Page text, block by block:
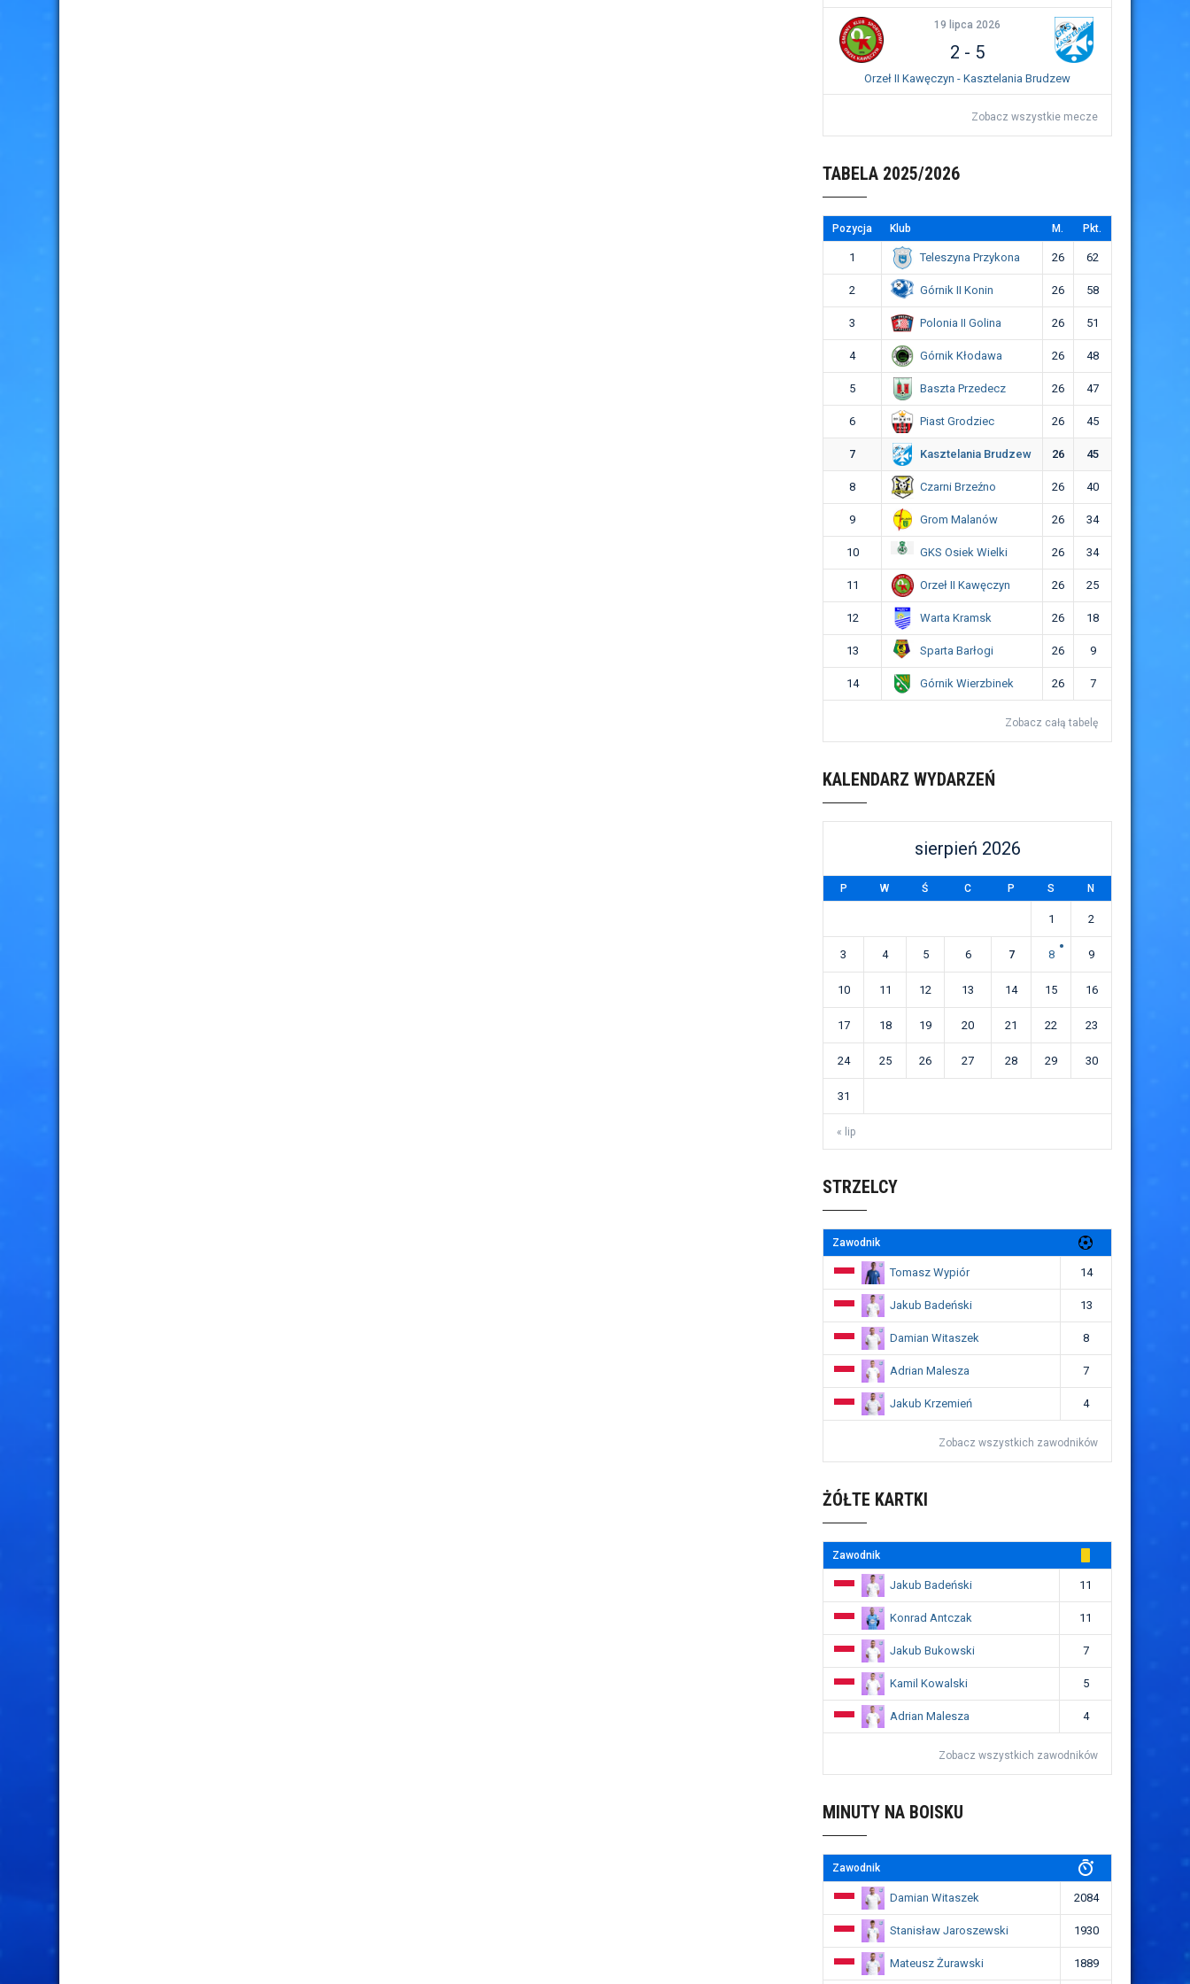
19 lipca 2026
2 - 5
Orzeł II Kawęczyn - Kasztelania Brudzew
Zobacz wszystkie mecze
TABELA 2025/2026
Pozycja Klub M. Pkt.
1 Teleszyna Przykona 26 62
2 Górnik II Konin 26 58
3 Polonia II Golina 26 51
4 Górnik Kłodawa 26 48
5 Baszta Przedecz 26 47
6 Piast Grodziec 26 45
7 Kasztelania Brudzew 26 45
8 Czarni Brzeźno 26 40
9 Grom Malanów 26 34
10 GKS Osiek Wielki 26 34
11 Orzeł II Kawęczyn 26 25
12 Warta Kramsk 26 18
13 Sparta Barłogi 26 9
14 Górnik Wierzbinek 26 7
Zobacz całą tabelę
KALENDARZ WYDARZEŃ
sierpień 2026
P W Ś C P S N
« lip
1 2
3 4 5 6 7 8 9
10 11 12 13 14 15 16
17 18 19 20 21 22 23
24 25 26 27 28 29 30
31
STRZELCY
Zawodnik
Tomasz Wypiór 14
Jakub Badeński 13
Damian Witaszek 8
Adrian Malesza 7
Jakub Krzemień 4
Zobacz wszystkich zawodników
ŻÓŁTE KARTKI
Zawodnik
Jakub Badeński 11
Konrad Antczak 11
Jakub Bukowski 7
Kamil Kowalski 5
Adrian Malesza 4
Zobacz wszystkich zawodników
MINUTY NA BOISKU
Zawodnik
Damian Witaszek 2084
Stanisław Jaroszewski 1930
Mateusz Żurawski 1889